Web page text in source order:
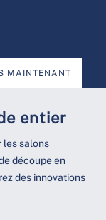
MAINTENANT
entier
les salons
découpe en
des innovations